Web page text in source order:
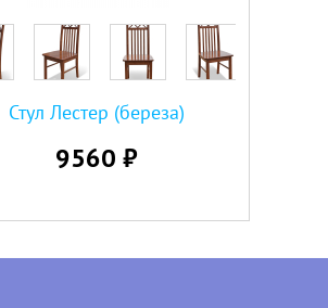
Стул Лестер (береза)
9560 ₽